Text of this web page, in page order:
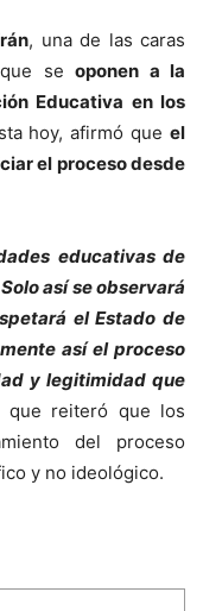
, una de las caras
que seoponen a la
Educativa en los
hoy, afirmó que el
el proceso desde
educativas de
así se observará
el Estado de
así el proceso
y legitimidad que
que reiteró que los
del proceso
y no ideológico.